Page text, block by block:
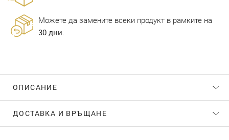
Можете да замените всеки продукт в рамките на
30 дни.
ОПИСАНИЕ
ДОСТАВКА И ВРЪЩАНЕ